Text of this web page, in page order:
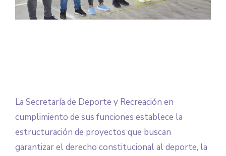
La Secretaría de Deporte y Recreación en
cumplimiento de sus funciones establece la
estructuración de proyectos que buscan
garantizar el derecho constitucional al deporte, la